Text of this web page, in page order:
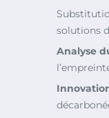
solutions
Analyse